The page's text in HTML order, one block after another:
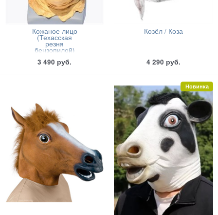
Кожаное лицо
(Техасская
резня
бензопилой)
3 490 руб.
Козёл / Коза
4 290 руб.
Новинка